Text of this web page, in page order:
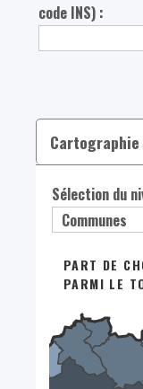
code INS) :
Cartographie
Sélection du
PART DE
PARMI LE